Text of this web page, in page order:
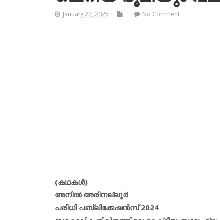
January 22, 2025 No Comment
(കഥകള്‍)
അനില്‍ അരിനല്ലൂര്‍
പരിധി പബ്ലിക്കേഷന്‍സ് 2024